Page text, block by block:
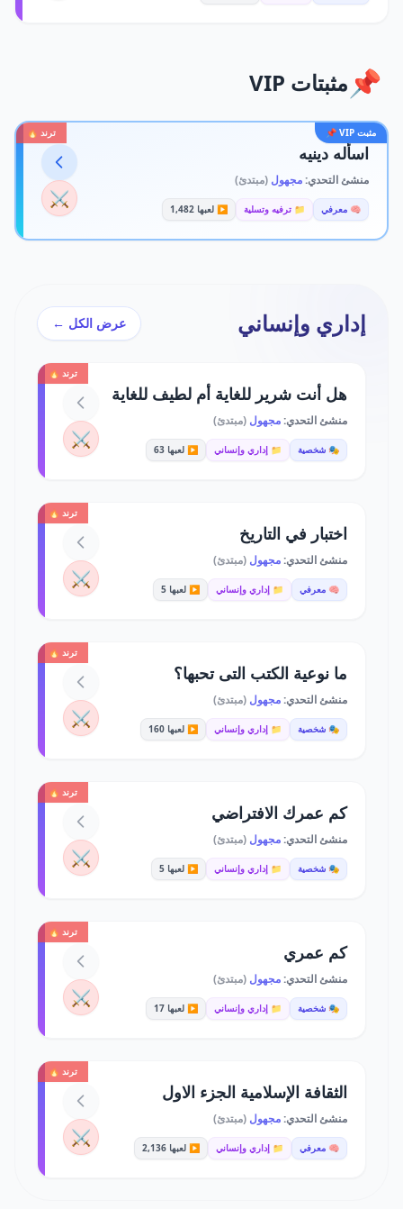
📌 مثبتات VIP
مثبت VIP 📌 ترند 🔥
اسأله دينيه
منشئ التحدي:مجهول (مبتدئ)
🧠 معرفي 📁 ترفيه وتسلية ▶️ لعبها 1,482 ⚔️
إداري وإنساني عرض الكل ←
ترند 🔥
هل أنت شرير للغاية أم لطيف للغاية
منشئ التحدي:مجهول (مبتدئ)
🎭 شخصية 📁 إداري وإنساني ▶️ لعبها 63 ⚔️
ترند 🔥
اختبار في التاريخ
منشئ التحدي:مجهول (مبتدئ)
🧠 معرفي 📁 إداري وإنساني ▶️ لعبها 5 ⚔️
ترند 🔥
ما نوعية الكتب التى تحبها؟
منشئ التحدي:مجهول (مبتدئ)
🎭 شخصية 📁 إداري وإنساني ▶️ لعبها 160 ⚔️
ترند 🔥
كم عمرك الافتراضي
منشئ التحدي:مجهول (مبتدئ)
🎭 شخصية 📁 إداري وإنساني ▶️ لعبها 5 ⚔️
ترند 🔥
كم عمري
منشئ التحدي:مجهول (مبتدئ)
🎭 شخصية 📁 إداري وإنساني ▶️ لعبها 17 ⚔️
ترند 🔥
الثقافة الإسلامية الجزء الاول
منشئ التحدي:مجهول (مبتدئ)
🧠 معرفي 📁 إداري وإنساني ▶️ لعبها 2,136 ⚔️